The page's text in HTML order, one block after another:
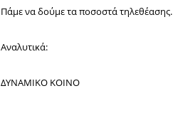
Πάμε να δούμε τα ποσοστά τηλεθέασης.
Αναλυτικά:
ΔΥΝΑΜΙΚΟ ΚΟΙΝΟ